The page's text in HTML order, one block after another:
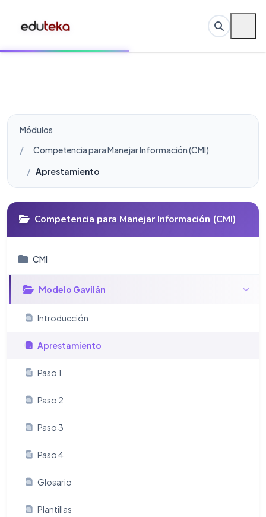
Módulos
Competencia para Manejar Información (CMI)
Aprestamiento
Competencia para Manejar Información (CMI)
CMI
Modelo Gavilán
Introducción
Aprestamiento
Paso 1
Paso 2
Paso 3
Paso 4
Glosario
Plantillas